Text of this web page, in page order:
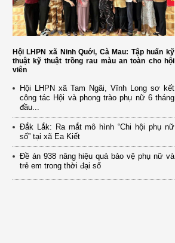
Hội LHPN xã Ninh Quới, Cà Mau: Tập huấn kỹ
thuật kỹ thuật trồng rau màu an toàn cho hội
viên
Hội LHPN xã Tam Ngãi, Vĩnh Long sơ kết
công tác Hội và phong trào phụ nữ 6 tháng
đầu...
Đắk Lắk: Ra mắt mô hình “Chi hội phụ nữ
số” tại xã Ea Kiết
Đề án 938 nâng hiệu quả bảo vệ phụ nữ và
trẻ em trong thời đại số